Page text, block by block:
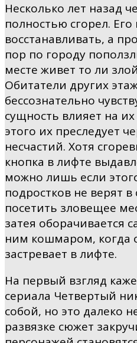
Несколько лет назад
полностью сгорел. Его
восстанавливать, а
пор по городу
месте живет то ли
Обитатели других
бессознательно
сущность влияет на
этого их преследует
несчастий. Хотя
кнопка в лифте
можно лишь если
подростков не верят
посетить зловещее
затея
ним кошмаром, когда
застревает в лифте.
На первый взгляд
сериала Четвертый
собой, но это далеко
развязке сюжет